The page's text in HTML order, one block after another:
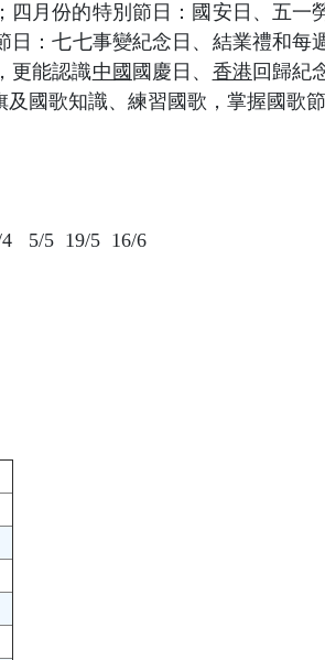
月份的特別節日：國安日、五
日：七七事變紀念日、結業禮和
更能認識中國 國慶日、 香港 回歸紀
國歌知識、練習國歌，掌握國歌
4 5/5 19/5 16/6